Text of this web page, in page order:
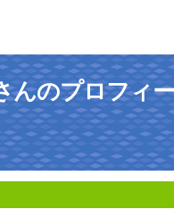
んのプロフィ